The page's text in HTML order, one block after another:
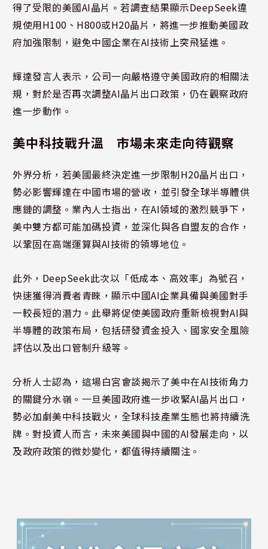
得了受限的美國AI晶片。若調查結果顯示DeepSeek違
規使用H100、H800或H20晶片，將進一步推動美國政
府加強限制，避免中國企業在AI技術上突飛猛進。
輝達發言人表示，公司一向嚴格遵守美國政府的相關法
規，對於是否再次調整AI晶片出口政策，仍在觀察政府
進一步動作。
美中科技戰升溫 市場未來走向待觀察
外界分析，若美國最終決定進一步限制H20晶片出口，
勢必影響輝達在中國市場的營收，並引發全球半導體供
應鏈的調整。業內人士指出，在AI領域的激烈競爭下，
美中雙方都可能加碼投資，並深化與各自盟友的合作，
以鞏固在高端運算與AI技術的領導地位。
此外，DeepSeek此次以「低成本、高效率」為號召，
快速獲得消費者青睞，顯示中國AI企業具備與美國對手
一較長短的潛力。此舉將促使美國政府重新檢視對AI與
半導體的政策布局，包括研發資金投入、國家安全風險
評估以及出口管制升級等。
分析人士認為，這場白宮會談揭示了美中在AI技術角力
的關鍵分水嶺。一旦美國政府進一步收緊AI晶片出口，
勢必加劇美中科技戰火，全球科技產業生態也將持續洗
牌。對投資人而言，未來美國與中國的AI發展走向，以
及政府政策的微妙變化，都值得持續關注。